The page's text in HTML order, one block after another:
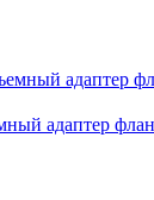
адаптер